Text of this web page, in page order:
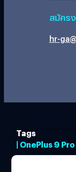
สมัคร
hr-
Tags
| OnePlus 9 Pro